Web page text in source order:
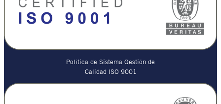
Política de Sistema Gestión de
Calidad ISO 9001